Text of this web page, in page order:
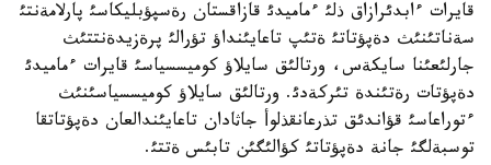
قايرات ءابدئرازاق ذلئ ءماميدئ قازاقستان رةسپؤبليكاسئ پارلامةنتئ
سةناتئنئث دةپؤتاتئ ةتئپ تاعايئنداؤ تؤرالئ پرةزيدةنتتئث
جارلئعئنا سايكةس، ورتالئق سايلاؤ كوميسسياسئ قايرات ءماميدئ
دةپؤتات رةتئندة تئركةدئ. ورتالئق سايلاؤ كوميسسياسئنئث
ءتوراعاسئ قؤاندئق تذرعانقذلوأ جاثادان تاعايئندالعان دةپؤتاتقا
توسبةلگئ جانة دةپؤتاتئ كؤالئگئن تابئس ةتتئ.